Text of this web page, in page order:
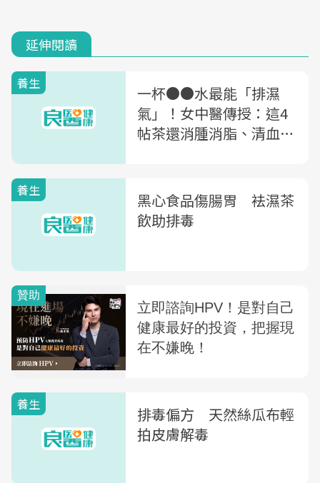
延伸閱讀
養生
一杯●●水最能「排濕
氣」！女中醫傳授：這4
帖茶還消腫消脂、清血排
養生
黑心食品傷腸胃 袪濕茶
飲助排毒
養生
排毒偏方 天然絲瓜布輕
拍皮膚解毒